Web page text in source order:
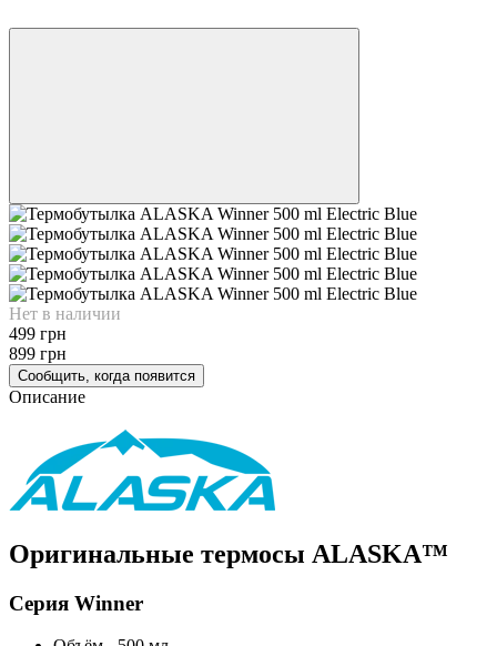
Нет в наличии
499 грн
899 грн
Сообщить, когда появится
Описание
Оригинальные термосы ALASKA™
Серия Winner